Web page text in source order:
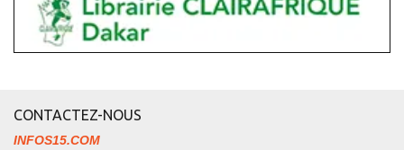
CONTACTEZ-NOUS
INFOS15.COM